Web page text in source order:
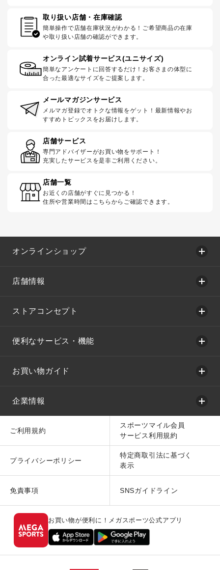
取り扱い店舗・在庫確認
簡単操作で店舗在庫状況がわかる！ご希望商品の在庫
や取り扱い店舗の確認ができます。
オンライン試着サービス(ユニサイズ)
簡単なアンケートに回答するだけ！お客さまの体型に
合った最適なサイズをご提案します。
メールマガジンサービス
メルマガ登録でオトクな情報をゲット！最新情報やお
すすめトピックスをお届けします。
店舗サービス
専門アドバイザーがお買い物をサポート！
充実したサービスを是非ご利用ください。
店舗一覧
お近くの店舗がすぐに見つかる！
住所や営業時間はこちらからご確認できます。
オンラインショップ
店舗情報
ストアコンセプト
便利なサービス・機能
お買い物ガイド
企業情報
ご利用規約
スポーツマイル会員
サービス利用規約
プライバシーポリシー
特定商取引法に基づく
表示
免責事項 SNSガイドライン
お買い物が便利に！メガスポーツ公式アプリ